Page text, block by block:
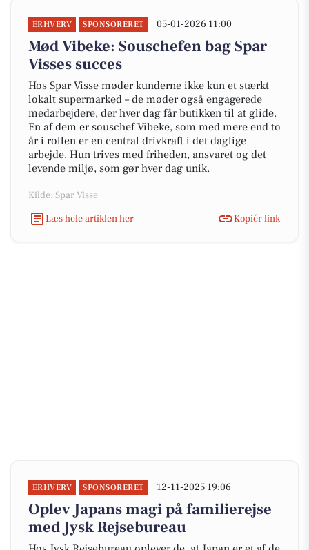
ERHVERV SPONSORERET 05-01-2026 11:00
Mød Vibeke: Souschefen bag Spar
Visses succes
Hos Spar Visse møder kunderne ikke kun et stærkt
lokalt supermarked – de møder også engagerede
medarbejdere, der hver dag får butikken til at glide.
En af dem er souschef Vibeke, som med mere end to
år i rollen er en central drivkraft i det daglige
arbejde. Hun trives med friheden, ansvaret og det
levende miljø, som gør hver dag unik.
Kilde: Spar Visse
Læs hele artiklen her
Kopiér link
ERHVERV SPONSORERET 12-11-2025 19:06
Oplev Japans magi på familierejse
med Jysk Rejsebureau